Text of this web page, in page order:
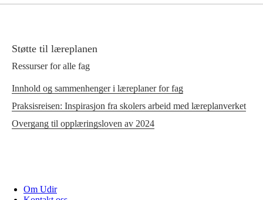
Støtte til læreplanen
Ressurser for alle fag
Innhold og sammenhenger i læreplaner for fag
Praksisreisen: Inspirasjon fra skolers arbeid med læreplanverket
Overgang til opplæringsloven av 2024
Om Udir